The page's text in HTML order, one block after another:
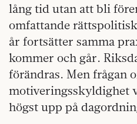
lång tid utan att bli
omfattande
år fortsätter samma
kommer och går.
förändras. Men frågan
motiveringsskyldighet
högst upp på